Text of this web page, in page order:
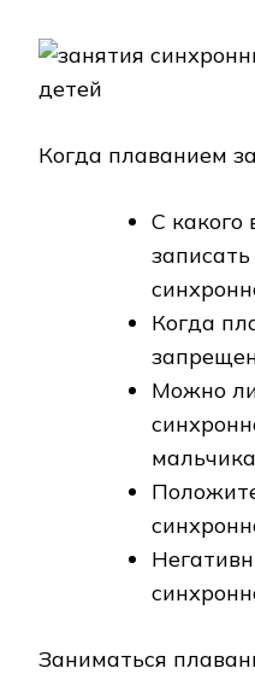
Когда плаванием
С какого
Когда
Можно
Заниматься